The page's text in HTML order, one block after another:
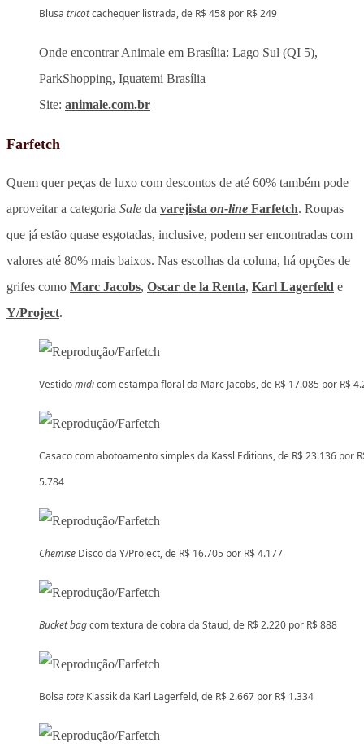
Blusa tricotcachequer listrada, de R$ 458 por R$ 249
Onde encontrar Animale em Brasília: Lago Sul (QI 5),
ParkShopping, Iguatemi Brasília
Site: animale.com.br
Farfetch
Quem quer peças de luxo com descontos de até 60% também pode
aproveitar a categoria Sale da varejista on-line Farfetch. Roupas
que já estão quase esgotadas, inclusive, podem ser encontradas com
valores até 80% mais baixos. Nas escolhas da coluna, há opções de
grifes como Marc Jacobs, Oscar de la Renta, Karl Lagerfeld e
Y/Project.
Vestidomidicom estampa floral da Marc Jacobs, de R$ 17.085 por R$
Casaco com abotoamento simples da Kassl Editions, de R$ 23.136 por
5.784
Chemise Disco da Y/Project, de R$ 16.705 por R$ 4.177
Bucket bagcom textura de cobra da Staud, de R$ 2.220 por R$ 888
Bolsa tote Klassik da Karl Lagerfeld, de R$ 2.667 por R$ 1.334